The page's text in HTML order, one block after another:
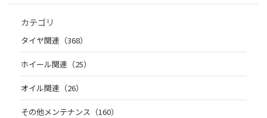
カテゴリ
タイヤ関連（368）
ホイール関連（25）
オイル関連（26）
その他メンテナンス（160）